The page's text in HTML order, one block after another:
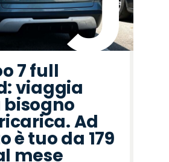
7 full
viaggia
bisogno
Ad
è tuo da 179
mese